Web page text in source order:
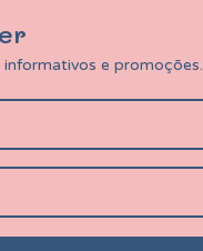
informativos e promoções.